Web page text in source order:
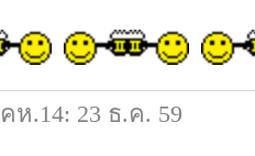
คห.14: 23 ธ.ค. 59